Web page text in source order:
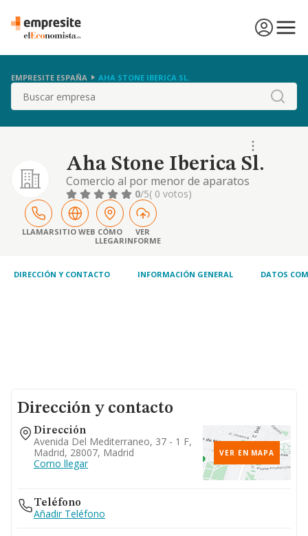
EMPRESITE ESPAÑA AHA STONE IBERICA SL.
Buscar
Aha Stone Iberica Sl.
Comercio al por menor de aparatos
electrodomésticos en establecimientos
especializados. la compra, venta, adquisición,
enajenación, manufactura, permuta,
importación, exportación, almacenamiento,
administración, manipulación, distribución..
0/5( 0 votos)
LLAMARSITIO WEB CÓMO
LLEGAR
VER
INFORME
DIRECCIÓN Y CONTACTO INFORMACIÓN GENERAL DATOS
Dirección y contacto
Dirección
Avenida Del Mediterraneo, 37 - 1 F,
Madrid, 28007, Madrid
Como llegar
VER EN MAPA
Teléfono
Añadir Teléfono